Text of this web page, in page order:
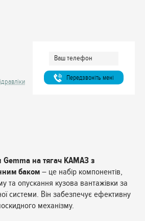
Передзвонiть менi
Gemma на тягач КАМАЗ з
баком – це набір компонентів,
та опускання кузова вантажівки за
системи. Він забезпечує ефективну
механізму.